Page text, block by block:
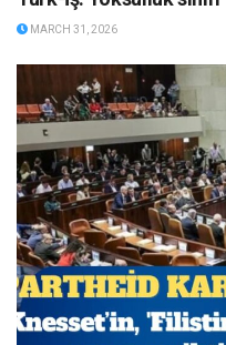
MARCH 31, 2026